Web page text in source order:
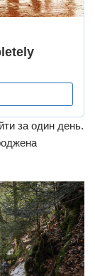
за один день.